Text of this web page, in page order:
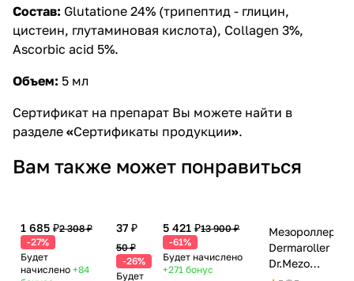
Состав: Glutatione 24% (трипептид - глицин,
цистеин, глутаминовая кислота), Collagen 3%,
Ascorbic acid 5%.
Объем: 5 мл
​Сертификат на препарат Вы можете найти в
разделе «Сертификаты продукции».
Вам также может понравиться
1 685 ₽2 308 ₽
-27%
Будет
начислено +84
37 ₽
50 ₽
-26%
Будет
5 421 ₽13 900 ₽
-61%
Будет начислено
+271 бонус
Мезороллер
Dermaroller
Dr.Mezo